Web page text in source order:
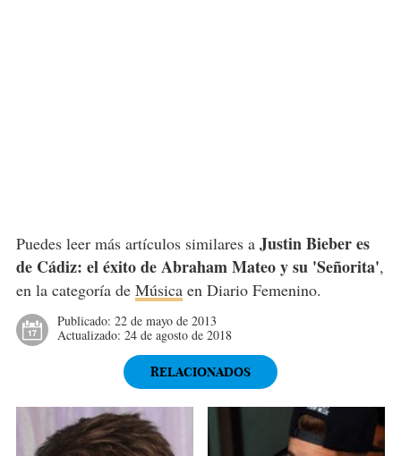
Puedes leer más artículos similares a Justin Bieber es
de Cádiz: el éxito de Abraham Mateo y su 'Señorita',
en la categoría de Músicaen Diario Femenino.
Publicado: 22 de mayo de 2013
Actualizado: 24 de agosto de 2018
RELACIONADOS